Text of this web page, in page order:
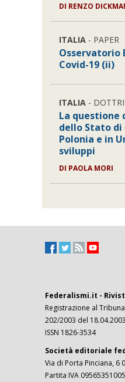
DI RENZO
ITALIA - PAPER
Osservatorio
Covid-19 (ii)
ITALIA -
La questione
dello Stato
Polonia e in
sviluppi
DI PAOLA MORI
Federalismi.it -
Registrazione al
202/2003 del 18.04.2003
ISSN 1826-3534
Società editoriale
Via di Porta Pinciana, 6
Partita IVA 09565351005